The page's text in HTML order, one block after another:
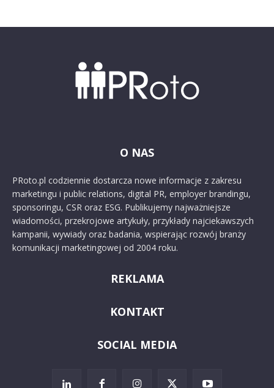
O NAS
PRoto.pl codziennie dostarcza nowe informacje z zakresu
marketingu i public relations, digital PR, employer brandingu,
sponsoringu, CSR oraz ESG. Publikujemy najważniejsze
wiadomości, przekrojowe artykuły, przykłady najciekawszych
kampanii, wywiady oraz badania, wspierając rozwój branży
komunikacji marketingowej od 2004 roku.
REKLAMA
KONTAKT
SOCIAL MEDIA